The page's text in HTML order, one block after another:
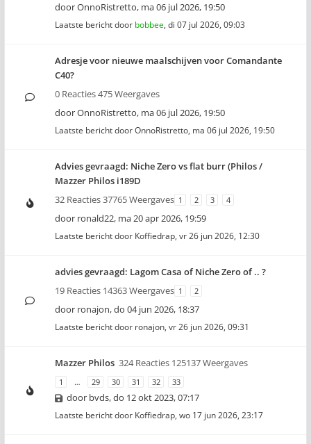
doorOnnoRistretto, ma 06 jul 2026, 19:50
Laatste bericht door bobbee, di 07 jul 2026, 09:03
Adresje voor nieuwe maalschijven voor Comandante
C40?
0 Reacties 475 Weergaves
doorOnnoRistretto, ma 06 jul 2026, 19:50
Laatste bericht doorOnnoRistretto, ma 06 jul 2026, 19:50
Advies gevraagd: Niche Zero vs flat burr (Philos /
Mazzer Philos i189D
32 Reacties 37765 Weergaves 1 2 3 4
door ronald22, ma 20 apr 2026, 19:59
Laatste bericht door Koffiedrap, vr 26 jun 2026, 12:30
advies gevraagd: Lagom Casa of Niche Zero of .. ?
19 Reacties 14363 Weergaves 1 2
door ronajon,do 04 jun 2026, 18:37
Laatste bericht door ronajon, vr 26 jun 2026, 09:31
Mazzer Philos 324 Reacties 125137 Weergaves
1 … 29 30 31 32 33
door bvds,do 12 okt 2023, 07:17
Laatste bericht door Koffiedrap, wo 17 jun 2026, 23:17